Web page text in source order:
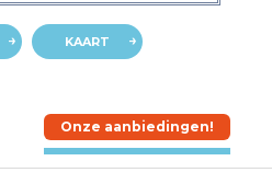
KAART
Onze aanbiedingen!